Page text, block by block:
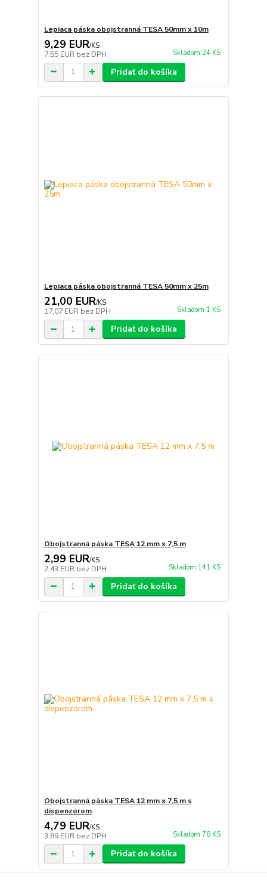
Lepiaca páska obojstranná TESA 50mm x 10m
9,29 EUR/KS
7,55 EUR bez DPH Skladom 24 KS
Pridať do košíka
Lepiaca páska obojstranná TESA 50mm x 25m
21,00 EUR/KS
17,07 EUR bez DPH Skladom 1 KS
Pridať do košíka
Obojstranná páska TESA 12 mm x 7,5 m
2,99 EUR/KS
2,43 EUR bez DPH Skladom 141 KS
Pridať do košíka
Obojstranná páska TESA 12 mm x 7,5 m s
dispenzorom
4,79 EUR/KS
3,89 EUR bez DPH Skladom 78 KS
Pridať do košíka